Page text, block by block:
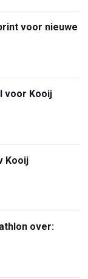
voor nieuwe
voor Kooij
Kooij
over: